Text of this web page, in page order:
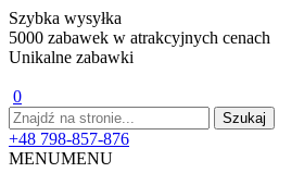
Szybka wysyłka
5000 zabawek w atrakcyjnych cenach
Unikalne zabawki
0
+48 798-857-876
MENUMENU